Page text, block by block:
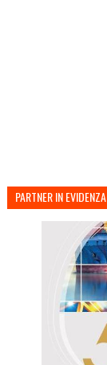
PARTNER IN EVIDENZA